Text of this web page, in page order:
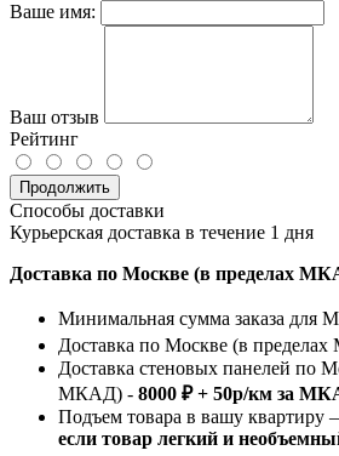
Ваше имя:
Ваш отзыв
Рейтинг
Продолжить
Способы доставки
Курьерская доставка в течение 1 дня
Доставка по Москве (в пределах
Минимальная сумма заказа для
Доставка по Москве (в
Доставка стеновых панелей по
МКАД) - 8000 ₽ + 50р/км за
Подъем товара в вашу квартиру
если товар легкий и